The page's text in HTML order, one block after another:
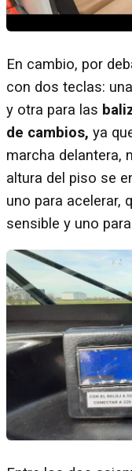
En cambio, por
con dos teclas:
y otra para las
de cambios, ya
marcha delantera,
altura del piso se
uno para acelerar,
sensible y uno